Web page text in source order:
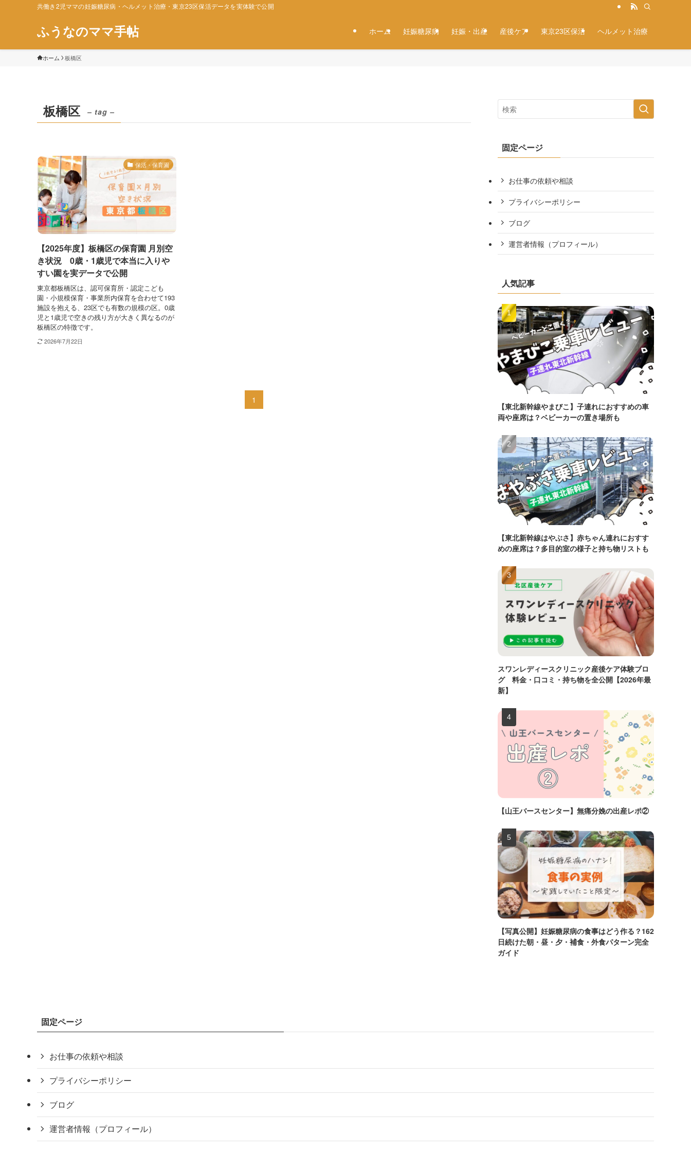
共働き2児ママの妊娠糖尿病・ヘルメット治療・東京23区保活データを実体験で公開
ふうなのママ手帖 ホーム 妊娠糖尿病 妊娠・出産 産後ケア 東京23区保活 ヘルメット治療
ホーム 板橋区
板橋区 – tag –
保活・保育園
【2025年度】板橋区の保育園 月別空
き状況 0歳・1歳児で本当に入りや
すい園を実データで公開
東京都板橋区は、認可保育所・認定こども
園・小規模保育・事業所内保育を合わせて193
施設を抱える、23区でも有数の規模の区。0歳
児と1歳児で空きの残り方が大きく異なるのが
板橋区の特徴です。
2026年7月22日
1
固定ページ
お仕事の依頼や相談
プライバシーポリシー
ブログ
運営者情報（プロフィール）
人気記事
【東北新幹線やまびこ】子連れにおすすめの車
両や座席は？ベビーカーの置き場所も
【東北新幹線はやぶさ】赤ちゃん連れにおすす
めの座席は？多目的室の様子と持ち物リストも
スワンレディースクリニック産後ケア体験ブロ
グ 料金・口コミ・持ち物を全公開【2026年最
新】
【山王バースセンター】無痛分娩の出産レポ②
【写真公開】妊娠糖尿病の食事はどう作る？162
日続けた朝・昼・夕・補食・外食パターン完全
ガイド
固定ページ
お仕事の依頼や相談
プライバシーポリシー
ブログ
運営者情報（プロフィール）